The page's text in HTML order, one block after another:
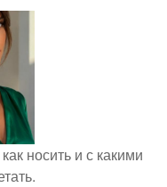
носить и с какими